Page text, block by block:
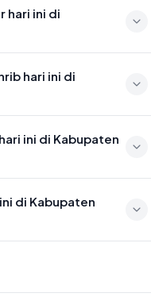
hari ini di
hari ini di
ini di Kabupaten
di Kabupaten